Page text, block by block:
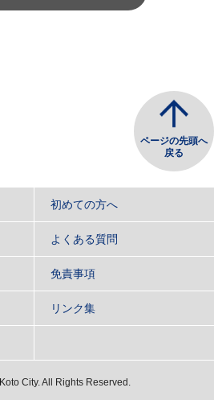
ページの先頭へ
戻る
初めての方へ
よくある質問
免責事項
リンク集
Koto City. All Rights Reserved.